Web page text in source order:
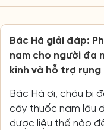
Bác Hà giải đáp:
nam cho người đa
kinh và hỗ trợ
Bác Hà ơi, cháu bị
cây thuốc nam lâu
dược liệu thế nào